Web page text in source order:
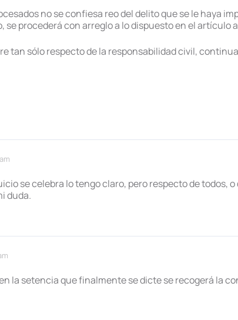
no se confiesa reo del delito que se le haya
procederá con arreglo a lo dispuesto en el artículo
tan sólo respecto de la responsabilidad civil,
se celebra lo tengo claro, pero respecto de
duda.
la setencia que finalmente se dicte se recogerá la